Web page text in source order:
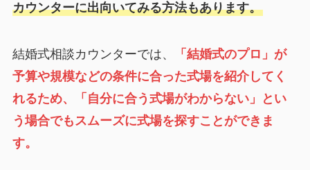
カウンターに出向いてみる方法もあります。
結婚式相談カウンターでは、
「結婚式のプロ」が
予算や規模などの条件に合った式場を紹介してく
れるため、「自分に合う式場がわからない」とい
う場合でもスムーズに式場を探すことができま
す。